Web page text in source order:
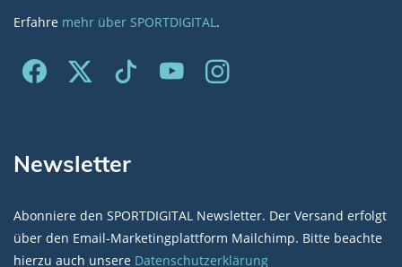
Erfahre mehr über SPORTDIGITAL.
Newsletter
Abonniere den SPORTDIGITAL Newsletter. Der Versand erfolgt
über den Email-Marketingplattform Mailchimp. Bitte beachte
hierzu auch unsere Datenschutzerklärung